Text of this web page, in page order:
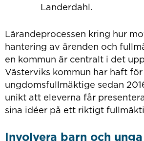
Landerdahl.
Lärandeprocessen kring hur
hantering av ärenden och
en kommun är centralt i det
Västerviks kommun har haft för
ungdomsfullmäktige sedan
unikt att eleverna får
sina idéer på ett riktigt
Involvera barn och unga